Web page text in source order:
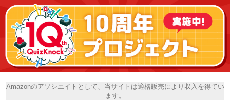
Amazonのアソシエイトとして、当サイトは適格販売により収入を得てい
ます。